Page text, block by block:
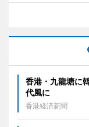
香港・九龍塘に
代風に
香港経済新聞